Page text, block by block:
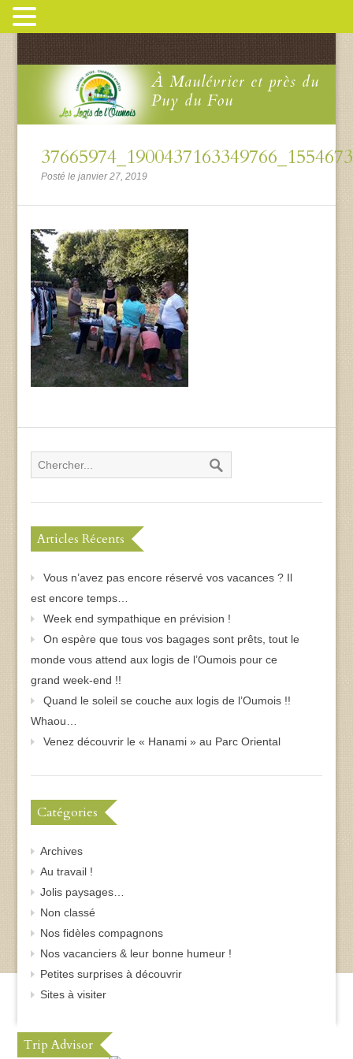
À Maulévrier et près du
Puy du Fou
Posté le janvier 27, 2019
Articles Récents
Vous n’avez pas encore réservé vos vacances ? Il
est encore temps…
Week end sympathique en prévision !
On espère que tous vos bagages sont prêts, tout le
monde vous attend aux logis de l’Oumois pour ce
grand week-end !!
Quand le soleil se couche aux logis de l’Oumois !!
Whaou…
Venez découvrir le « Hanami » au Parc Oriental
Catégories
Archives
Au travail !
Jolis paysages…
Non classé
Nos fidèles compagnons
Nos vacanciers & leur bonne humeur !
Petites surprises à découvrir
Sites à visiter
Trip Advisor